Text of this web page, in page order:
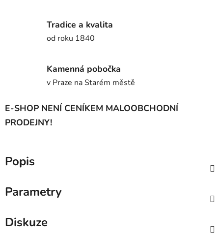
Tradice a kvalita
od roku 1840
Kamenná pobočka
v Praze na Starém městě
E-SHOP NENÍ CENÍKEM MALOOBCHODNÍ
PRODEJNY!
Popis
Parametry
Diskuze